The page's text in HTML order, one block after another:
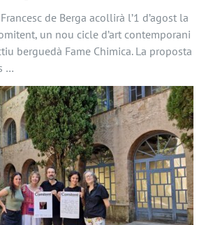
de Berga acollirà l’1 d’agost la
un nou cicle d’art contemporani
berguedà Fame Chimica. La proposta
…